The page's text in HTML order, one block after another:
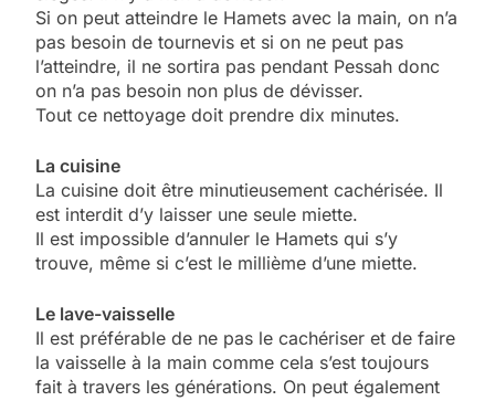
Si on peut atteindre le Hamets avec la main, on n’a
pas besoin de tournevis et si on ne peut pas
l’atteindre, il ne sortira pas pendant Pessah donc
on n’a pas besoin non plus de dévisser.
Tout ce nettoyage doit prendre dix minutes.
La cuisine
La cuisine doit être minutieusement cachérisée. Il
est interdit d’y laisser une seule miette.
Il est impossible d’annuler le Hamets qui s’y
trouve, même si c’est le millième d’une miette.
Le lave-vaisselle
Il est préférable de ne pas le cachériser et de faire
la vaisselle à la main comme cela s’est toujours
fait à travers les générations. On peut également